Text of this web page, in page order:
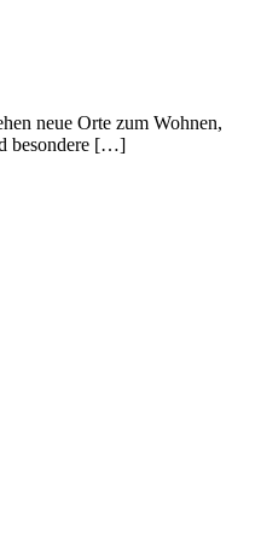
neue Orte zum Wohnen,
besondere […]